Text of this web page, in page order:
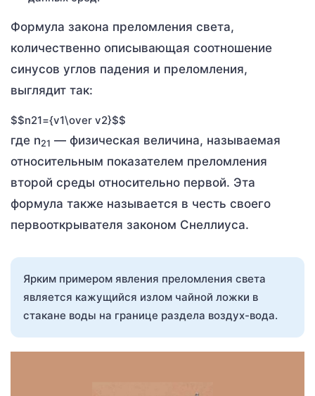
Формула закона преломления света,
количественно описывающая соотношение
синусов углов падения и преломления,
выглядит так:
$$n21={v1\over v2}$$
где n21 — физическая величина, называемая
относительным показателем преломления
второй среды относительно первой. Эта
формула также называется в честь своего
первооткрывателя законом Снеллиуса.
Ярким примером явления преломления света
является кажущийся излом чайной ложки в
стакане воды на границе раздела воздух-вода.